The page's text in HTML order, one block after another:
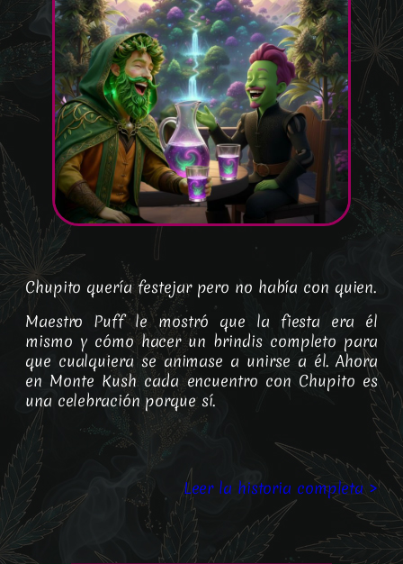
Chupito quería festejar pero no había con quien.
Maestro Puff le mostró que la fiesta era él
mismo y cómo hacer un brindis completo para
que cualquiera se animase a unirse a él. Ahora
en Monte Kush cada encuentro con Chupito es
una celebración porque sí.
Leer la historia completa >